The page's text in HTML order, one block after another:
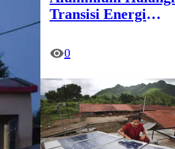
Transisi Energi
0